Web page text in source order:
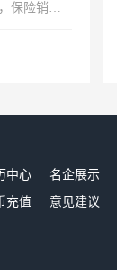
保险销售
中心 名企展示
充值 意见建议